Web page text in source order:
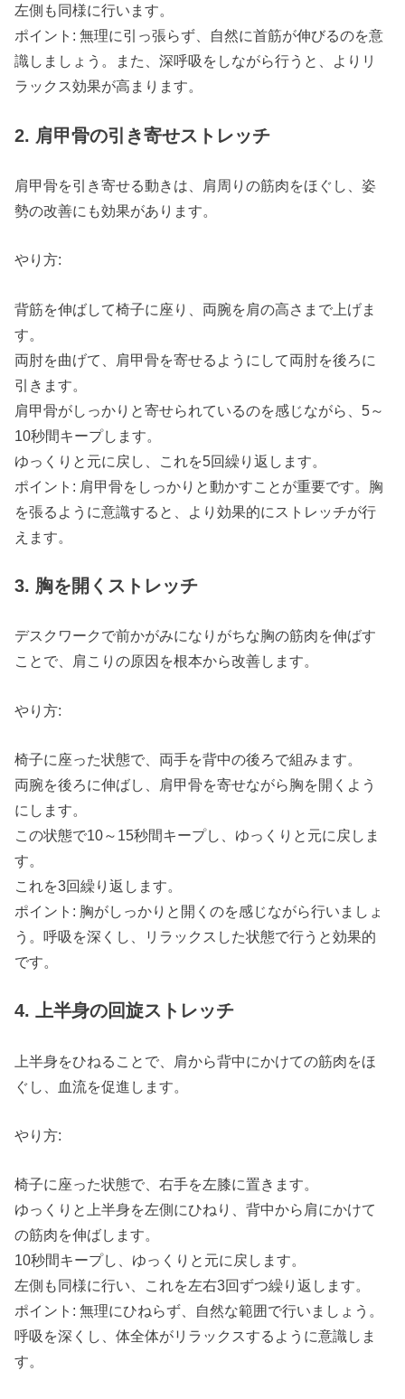
左側も同様に行います。
ポイント: 無理に引っ張らず、自然に首筋が伸びるのを意
識しましょう。また、深呼吸をしながら行うと、よりリ
ラックス効果が高まります。
2. 肩甲骨の引き寄せストレッチ
肩甲骨を引き寄せる動きは、肩周りの筋肉をほぐし、姿
勢の改善にも効果があります。
やり方:
背筋を伸ばして椅子に座り、両腕を肩の高さまで上げま
す。
両肘を曲げて、肩甲骨を寄せるようにして両肘を後ろに
引きます。
肩甲骨がしっかりと寄せられているのを感じながら、5～
10秒間キープします。
ゆっくりと元に戻し、これを5回繰り返します。
ポイント: 肩甲骨をしっかりと動かすことが重要です。胸
を張るように意識すると、より効果的にストレッチが行
えます。
3. 胸を開くストレッチ
デスクワークで前かがみになりがちな胸の筋肉を伸ばす
ことで、肩こりの原因を根本から改善します。
やり方:
椅子に座った状態で、両手を背中の後ろで組みます。
両腕を後ろに伸ばし、肩甲骨を寄せながら胸を開くよう
にします。
この状態で10～15秒間キープし、ゆっくりと元に戻しま
す。
これを3回繰り返します。
ポイント: 胸がしっかりと開くのを感じながら行いましょ
う。呼吸を深くし、リラックスした状態で行うと効果的
です。
4. 上半身の回旋ストレッチ
上半身をひねることで、肩から背中にかけての筋肉をほ
ぐし、血流を促進します。
やり方:
椅子に座った状態で、右手を左膝に置きます。
ゆっくりと上半身を左側にひねり、背中から肩にかけて
の筋肉を伸ばします。
10秒間キープし、ゆっくりと元に戻します。
左側も同様に行い、これを左右3回ずつ繰り返します。
ポイント: 無理にひねらず、自然な範囲で行いましょう。
呼吸を深くし、体全体がリラックスするように意識しま
す。